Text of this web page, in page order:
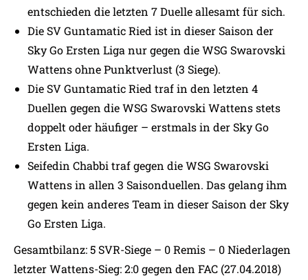
entschieden die letzten 7 Duelle allesamt für sich.
Die SV Guntamatic Ried ist in dieser Saison der
Sky Go Ersten Liga nur gegen die WSG Swarovski
Wattens ohne Punktverlust (3 Siege).
Die SV Guntamatic Ried traf in den letzten 4
Duellen gegen die WSG Swarovski Wattens stets
doppelt oder häufiger – erstmals in der Sky Go
Ersten Liga.
Seifedin Chabbi traf gegen die WSG Swarovski
Wattens in allen 3 Saisonduellen. Das gelang ihm
gegen kein anderes Team in dieser Saison der Sky
Go Ersten Liga.
Gesamtbilanz: 5 SVR-Siege – 0 Remis – 0 Niederlagen
letzter Wattens-Sieg: 2:0 gegen den FAC (27.04.2018)